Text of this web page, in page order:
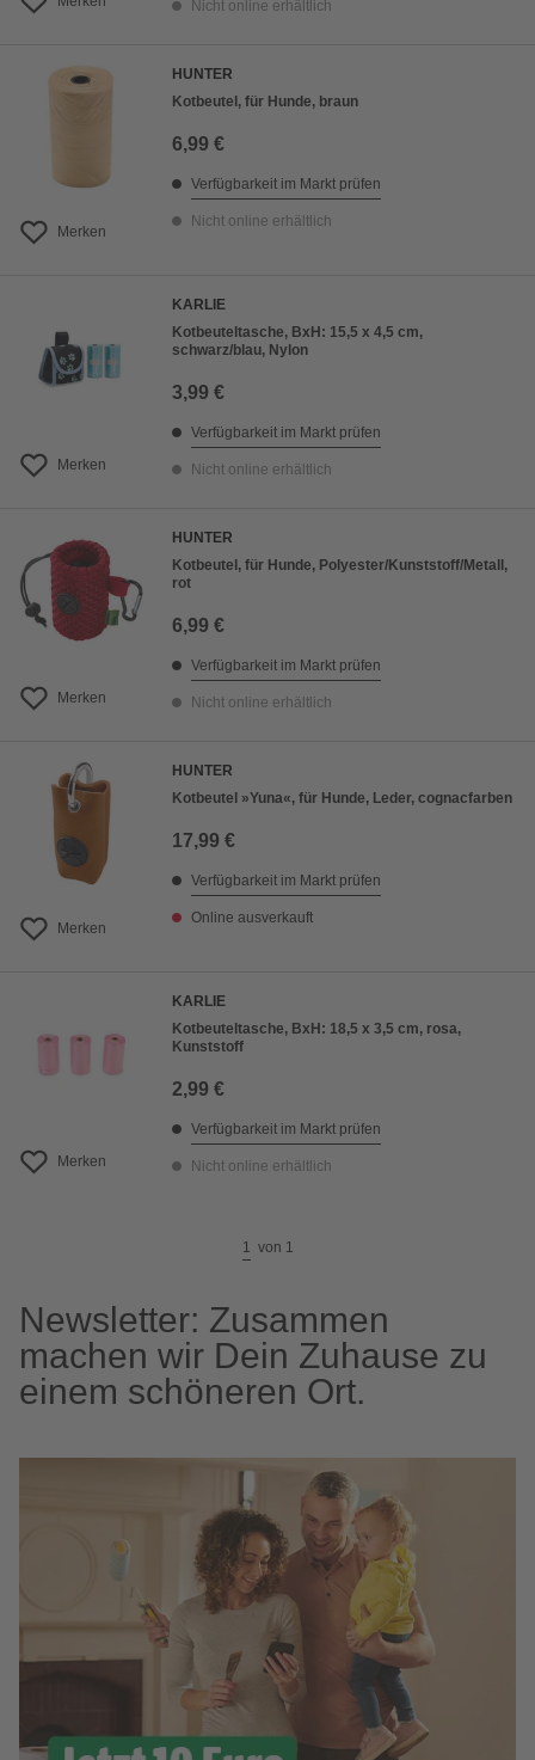
Nicht online erhältlich
Merken
HUNTER
Kotbeutel, für Hunde, braun
6,99 €
Verfügbarkeit im Markt prüfen
Nicht online erhältlich
Merken
KARLIE
Kotbeuteltasche, BxH: 15,5 x 4,5 cm,
schwarz/blau, Nylon
3,99 €
Verfügbarkeit im Markt prüfen
Nicht online erhältlich
Merken
HUNTER
Kotbeutel, für Hunde, Polyester/Kunststoff/Metall,
rot
6,99 €
Verfügbarkeit im Markt prüfen
Nicht online erhältlich
Merken
HUNTER
Kotbeutel »Yuna«, für Hunde, Leder, cognacfarben
17,99 €
Verfügbarkeit im Markt prüfen
Online ausverkauft
Merken
KARLIE
Kotbeuteltasche, BxH: 18,5 x 3,5 cm, rosa,
Kunststoff
2,99 €
Verfügbarkeit im Markt prüfen
Nicht online erhältlich
1 von 1
Newsletter: Zusammen
machen wir Dein Zuhause zu
einem schöneren Ort.